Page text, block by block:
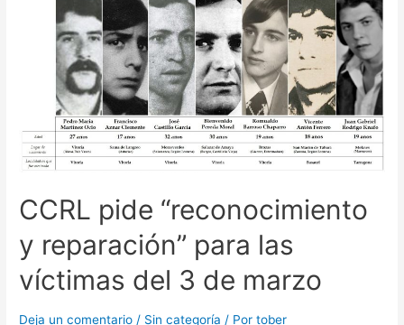
CCRL pide “reconocimiento
y reparación” para las
víctimas del 3 de marzo
Deja un comentario / Sin categoría / Portober